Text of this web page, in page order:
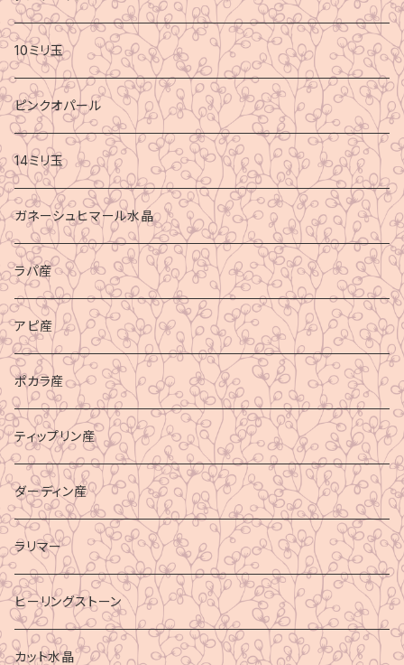
10ミリ玉
ピンクオパール
14ミリ玉
ガネーシュヒマール水晶
ラパ産
アピ産
ポカラ産
ティップリン産
ダーディン産
ラリマー
ヒーリングストーン
カット水晶